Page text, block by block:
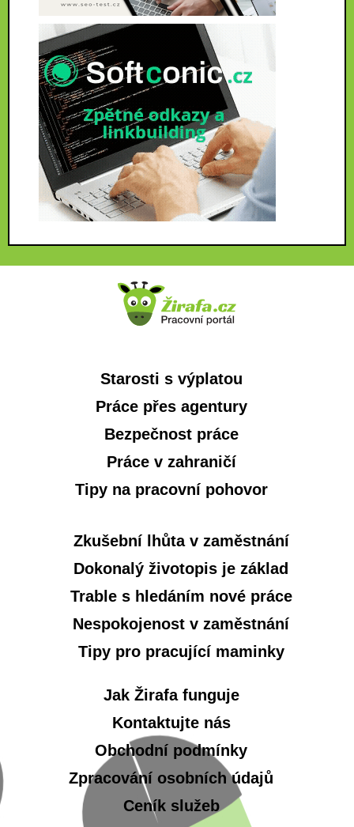
Starosti s výplatou
Práce přes agentury
Bezpečnost práce
Práce v zahraničí
Tipy na pracovní pohovor
Zkušební lhůta v zaměstnání
Dokonalý životopis je základ
Trable s hledáním nové práce
Nespokojenost v zaměstnání
Tipy pro pracující maminky
Jak Žirafa funguje
Kontaktujte nás
Obchodní podmínky
Zpracování osobních údajů
Ceník služeb